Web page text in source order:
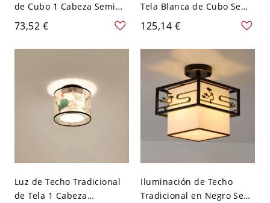
de Cubo 1 Cabeza Semi
Plafón de Tela en Blanco
para Corredor - Blanco
110 A 120 V
73,52 €
Tela Blanca de Cubo Semi
Plafón Tradicional para
Sala - Blanco 110 A 120 V
1
125,14 €
Luz de Techo Tradicional
de Tela 1 Cabeza
Iluminación de Techo
Tradicional en Negro Semi